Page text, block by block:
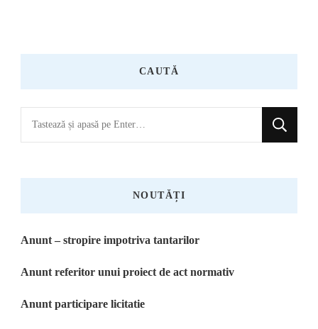
CAUTĂ
Cauți
ceva?
NOUTĂȚI
Anunt – stropire impotriva tantarilor
Anunt referitor unui proiect de act normativ
Anunt participare licitatie